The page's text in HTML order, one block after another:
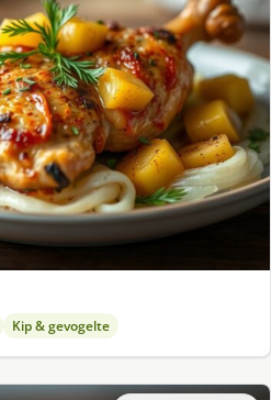
Kip & gevogelte